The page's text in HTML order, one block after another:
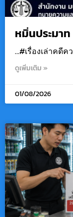
หมิ่นประมาท
…#เรื่องเล่าคดี
ดูเพิ่มเติม »
01/08/2026